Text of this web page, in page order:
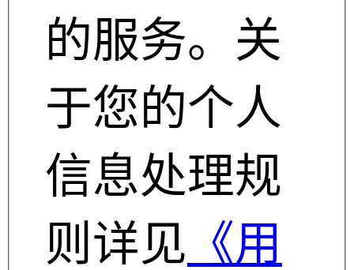
的服务。关
于您的个人
信息处理规
则详见 《用